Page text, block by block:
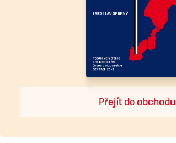
Přejít do obchodu